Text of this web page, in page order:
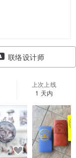
联络设计师
上次上线
1 天内